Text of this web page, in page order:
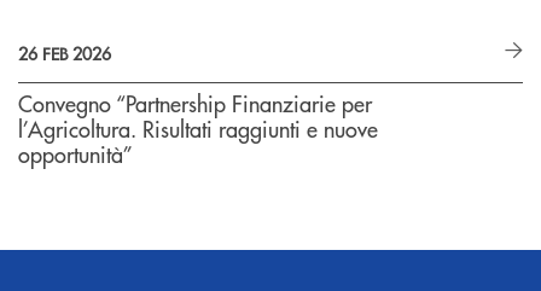
26 FEB 2026
Convegno “Partnership Finanziarie per
l’Agricoltura. Risultati raggiunti e nuove
opportunità”